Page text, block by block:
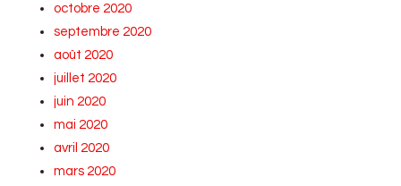
octobre 2020
septembre 2020
août 2020
juillet 2020
juin 2020
mai 2020
avril 2020
mars 2020